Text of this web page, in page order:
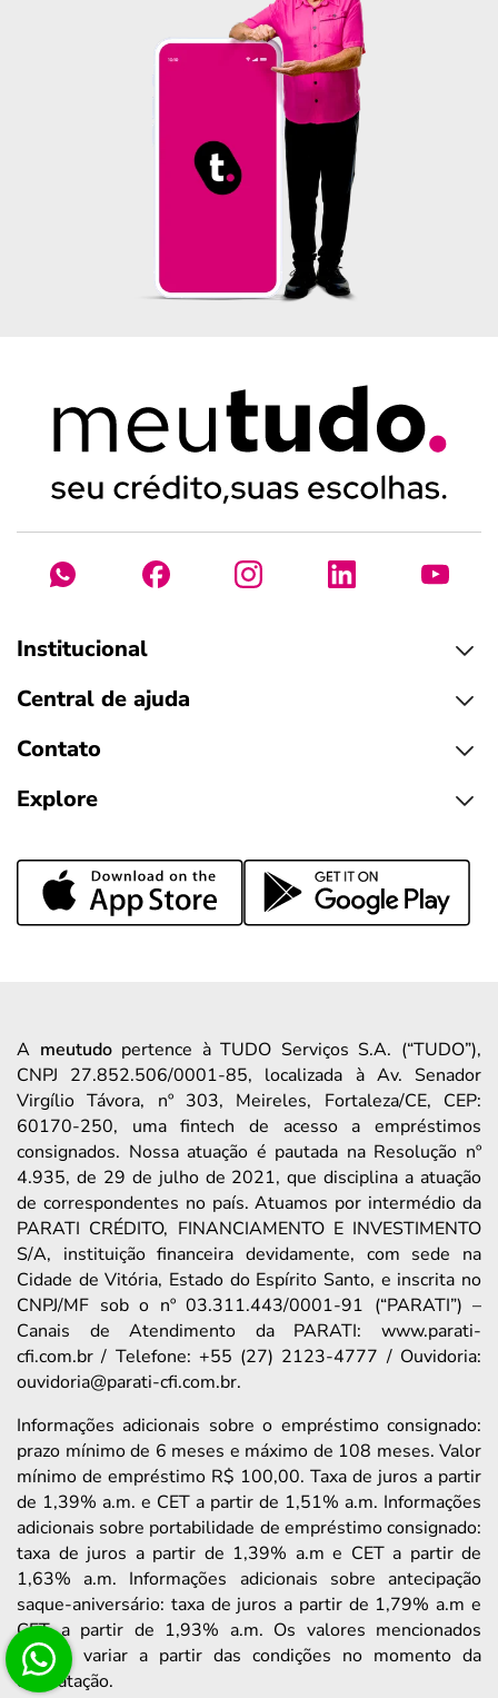
Institucional
Central de ajuda
Contato
Explore
A meutudopertence à TUDO Serviços S.A. (“TUDO”),
CNPJ 27.852.506/0001-85, localizada à Av. Senador
Virgílio Távora, nº 303, Meireles, Fortaleza/CE, CEP:
60170-250, uma fintech de acesso a empréstimos
consignados. Nossa atuação é pautada na Resolução nº
4.935, de 29 de julho de 2021, que disciplina a atuação
de correspondentes no país. Atuamos por intermédio da
PARATI CRÉDITO, FINANCIAMENTO E INVESTIMENTO
S/A, instituição financeira devidamente, com sede na
Cidade de Vitória, Estado do Espírito Santo, e inscrita no
CNPJ/MF sob o nº 03.311.443/0001-91 (“PARATI”) –
Canais de Atendimento da PARATI: www.parati-
cfi.com.br / Telefone: +55 (27) 2123-4777 / Ouvidoria:
ouvidoria@parati-cfi.com.br.
Informações adicionais sobre o empréstimo consignado:
prazo mínimo de 6 meses e máximo de 108 meses. Valor
mínimo de empréstimo R$ 100,00. Taxa de juros a partir
de 1,39% a.m. e CET a partir de 1,51% a.m. Informações
adicionais sobre portabilidade de empréstimo consignado:
taxa de juros a partir de 1,39% a.m e CET a partir de
1,63% a.m. Informações adicionais sobre antecipação
saque-aniversário: taxa de juros a partir de 1,79% a.m e
CET a partir de 1,93% a.m. Os valores mencionados
podem variar a partir das condições no momento da
contratação.